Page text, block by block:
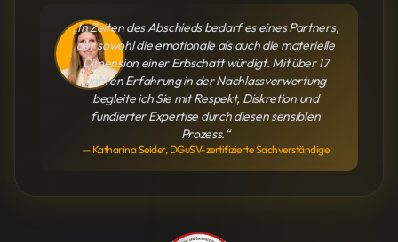
„In Zeiten des Abschieds bedarf es eines Partners,
der sowohl die emotionale als auch die materielle
Dimension einer Erbschaft würdigt. Mit über 17
Jahren Erfahrung in der Nachlassverwertung
begleite ich Sie mit Respekt, Diskretion und
fundierter Expertise durch diesen sensiblen
Prozess.“
— Katharina Seider, DGuSV-zertifizierte Sachverständige